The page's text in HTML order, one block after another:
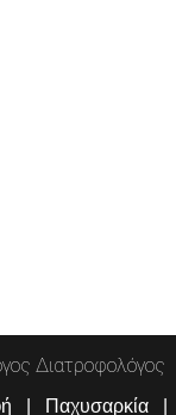
Διατροφολόγος
Παχυσαρκία